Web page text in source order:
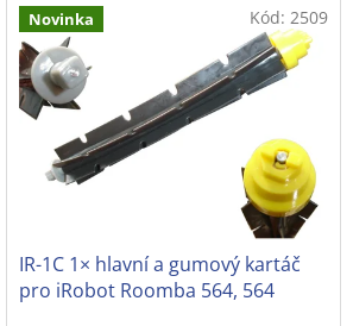
Novinka
IR-1C 1× hlavní a gumový kartáč
pro iRobot Roomba 564, 564
Kód: 2509